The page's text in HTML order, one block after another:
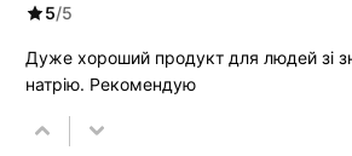
5/5
Дуже хороший продукт для людей зі
натрію. Рекомендую